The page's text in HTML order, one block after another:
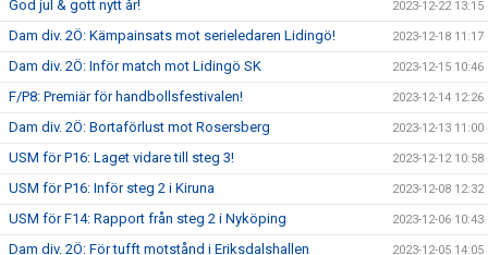
God jul & gott nytt år! 2023-12-22 13:15
Dam div. 2Ö: Kämpainsats mot serieledaren Lidingö! 2023-12-18 11:17
Dam div. 2Ö: Inför match mot Lidingö SK 2023-12-15 10:46
F/P8: Premiär för handbollsfestivalen! 2023-12-14 12:26
Dam div. 2Ö: Bortaförlust mot Rosersberg 2023-12-13 11:00
USM för P16: Laget vidare till steg 3! 2023-12-12 10:58
USM för P16: Inför steg 2 i Kiruna 2023-12-08 12:32
USM för F14: Rapport från steg 2 i Nyköping 2023-12-06 10:43
Dam div. 2Ö: För tufft motstånd i Eriksdalshallen 2023-12-05 14:05